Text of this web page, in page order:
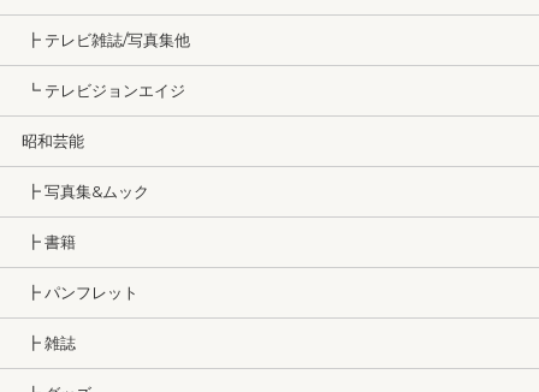
┣ テレビ雑誌/写真集他
┗ テレビジョンエイジ
昭和芸能
┣ 写真集&ムック
┣ 書籍
┣ パンフレット
┣ 雑誌